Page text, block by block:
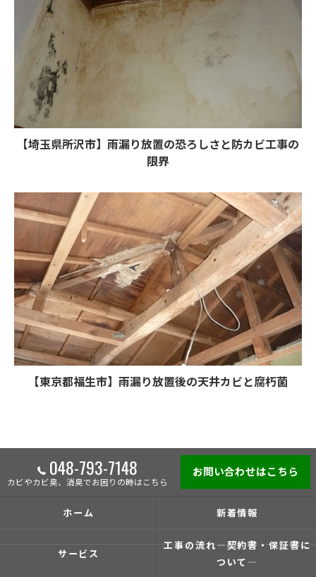
【埼玉県所沢市】雨漏り放置の恐ろしさと防カビ工事の
限界
【東京都福生市】雨漏り放置後の天井カビと腐朽菌
048-793-7148
カビやカビ臭、消臭でお困りの時はこちら
お問い合わせはこちら
ホーム 新着情報
サービス
工事の流れ―契約書・保証書に
ついて―